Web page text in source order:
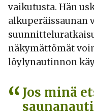
vaikutusta. Hän
alkuperäissaunan
näkymättömät
löylynautinnon
Jos minä